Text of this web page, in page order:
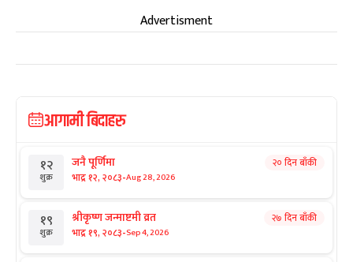
Advertisment
आगामी बिदाहरु
१२
शुक्र
जनै पूर्णिमा
भाद्र १२, २०८३-Aug 28, 2026
२० दिन बाँकी
१९
शुक्र
श्रीकृष्ण जन्माष्टमी व्रत
भाद्र १९, २०८३-Sep 4, 2026
२७ दिन बाँकी